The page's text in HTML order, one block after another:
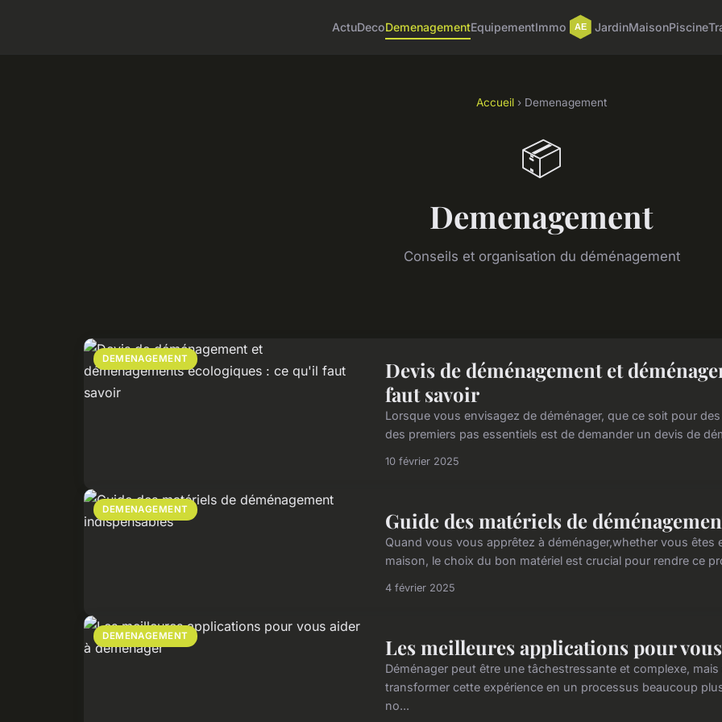
ActuDecoDemenagementEquipementImmo JardinMaisonPiscine
Accueil › Demenagement
📦
Demenagement
Conseils et organisation du déménagement
DEMENAGEMENT
Devis de déménagement et
faut savoir
Lorsque vous envisagez de déménager, que ce soit pour
des premiers pas essentiels est de demander un devis de
10 février 2025
DEMENAGEMENT Guide des matériels de
Quand vous vous apprêtez à déménager,whether vous
maison, le choix du bon matériel est crucial pour rendre ce
4 février 2025
DEMENAGEMENT Les meilleures applications pour
Déménager peut être une tâchestressante et complexe,
transformer cette expérience en un processus beaucoup
no...